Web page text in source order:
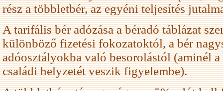
rész a többletbér, az egyéni teljesítés
A tarifális bér adózása a béradó táblázat
különböző fizetési fokozatoktól, a bér
adóosztályokba való besorolástól (aminél
családi helyzetét veszik figyelembe).